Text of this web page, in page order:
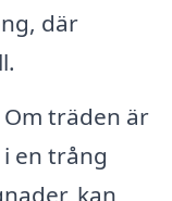
där
Om träden är
en trång
kan